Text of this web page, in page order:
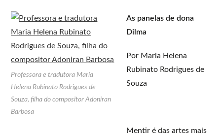
Professora e tradutora Maria
Helena Rubinato Rodrigues de
Souza, filha do compositor Adoniran
Barbosa
As panelas de dona
Dilma
Por Maria Helena
Rubinato Rodrigues de
Souza
Mentir é das artes mais